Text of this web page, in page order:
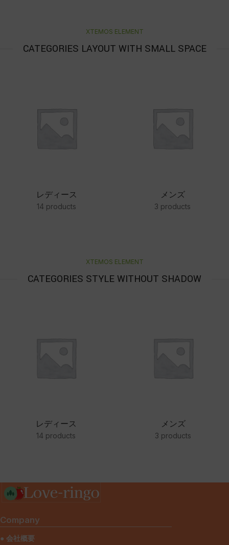
XTEMOS ELEMENT
CATEGORIES LAYOUT WITH SMALL SPACE
レディース
14 products
メンズ
3 products
XTEMOS ELEMENT
CATEGORIES STYLE WITHOUT SHADOW
レディース
14 products
メンズ
3 products
Company
● 会社概要